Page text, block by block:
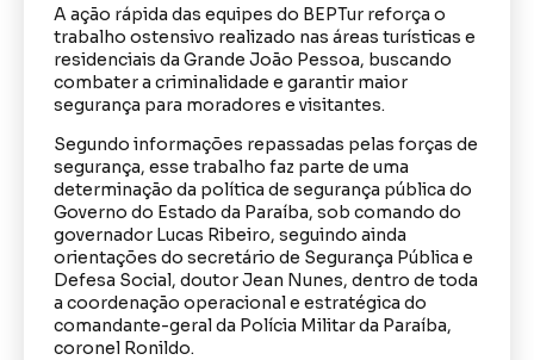
A ação rápida das equipes do BEPTur reforça o
trabalho ostensivo realizado nas áreas turísticas e
residenciais da Grande João Pessoa, buscando
combater a criminalidade e garantir maior
segurança para moradores e visitantes.
Segundo informações repassadas pelas forças de
segurança, esse trabalho faz parte de uma
determinação da política de segurança pública do
Governo do Estado da Paraíba, sob comando do
governador Lucas Ribeiro, seguindo ainda
orientações do secretário de Segurança Pública e
Defesa Social, doutor Jean Nunes, dentro de toda
a coordenação operacional e estratégica do
comandante-geral da Polícia Militar da Paraíba,
coronel Ronildo.